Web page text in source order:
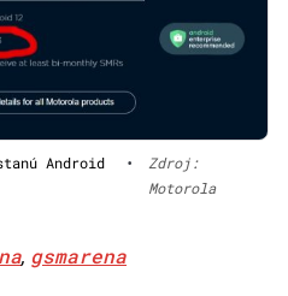
Android
•
Zdroj:
Motorola
, gsmarena